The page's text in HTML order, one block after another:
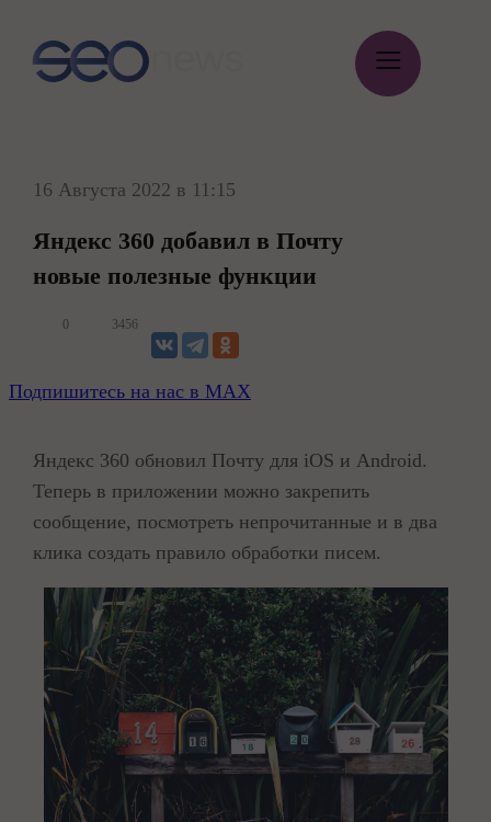
≡
16 Августа 2022 в 11:15
Яндекс 360 добавил в Почту
новые полезные функции
0 3456
Подпишитесь на нас в MAX
Яндекс 360 обновил Почту для iOS и Android.
Теперь в приложении можно закрепить
сообщение, посмотреть непрочитанные и в два
клика создать правило обработки писем.